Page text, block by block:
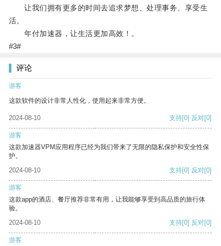
让我们拥有更多的时间去追求梦想、处理事务、享受生
活。
年付加速器，让生活更加高效！。
#3#
评论
游客
这款软件的设计非常人性化，使用起来非常方便。
2024-08-10 支持[0] 反对[0]
游客
这款加速器VPM应用程序已经为我们带来了无限的隐私保护和安全性保
护。
2024-08-10
支持[0] 反对[0]
游客
这款app的酒店、餐厅推荐非常有用，让我能够享受到高品质的旅行体
验。
2024-08-10
支持[0] 反对[0]
游客